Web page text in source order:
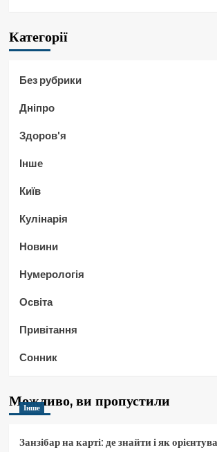
Категорії
Без рубрики
Дніпро
Здоров'я
Інше
Київ
Кулінарія
Новини
Нумерологія
Освіта
Привітання
Сонник
Можливо, ви пропустили
Інше
Занзібар на карті: де знайти і як